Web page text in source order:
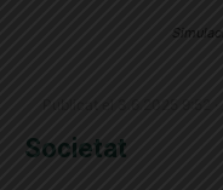
Societat